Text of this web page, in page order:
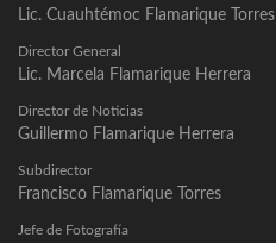
Lic. Cuauhtémoc Flamarique Torres
Director General
Lic. Marcela Flamarique Herrera
Director de Noticias
Guillermo Flamarique Herrera
Subdirector
Francisco Flamarique Torres
Jefe de Fotografía